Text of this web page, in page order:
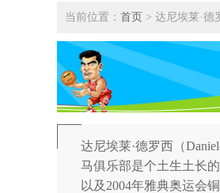
当前位置： 首页 > 达尼埃莱·德
达尼埃莱·德罗西（
马俱乐部是个土生土长
以及2004年雅典奥运会